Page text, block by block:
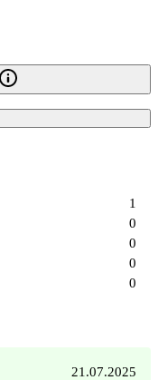
0
0
0
0
1
21.07.2025